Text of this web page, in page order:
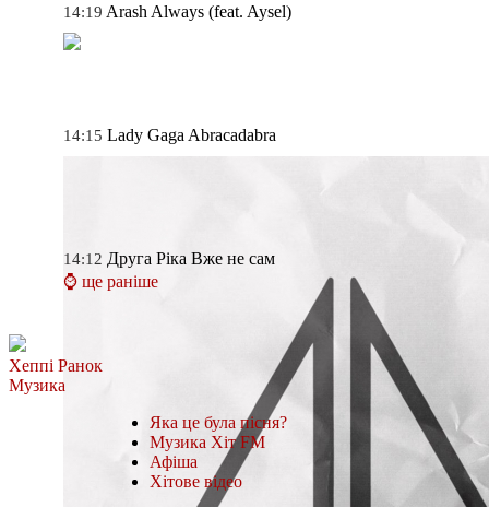
14:19 Arash Always (feat. Aysel)
14:15 Lady Gaga Abracadabra
14:12 Друга Ріка Вже не сам
⌚ ще раніше
Хеппі Ранок
Музика
Яка це була пісня?
Музика Хіт FM
Афіша
Хітове відео